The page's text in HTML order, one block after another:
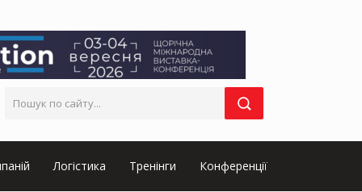
Логістика Тренінги Конференції